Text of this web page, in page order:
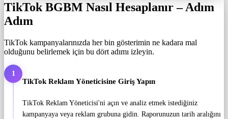
TikTok BGBM Nasıl Hesaplanır – Adım
Adım
TikTok kampanyalarınızda her bin gösterimin ne kadara mal
olduğunu belirlemek için bu dört adımı izleyin.
1
TikTok Reklam Yöneticisine Giriş Yapın
TikTok Reklam Yöneticisi'ni açın ve analiz etmek istediğiniz
kampanyaya veya reklam grubuna gidin. Raporunuzun tarih aralığını